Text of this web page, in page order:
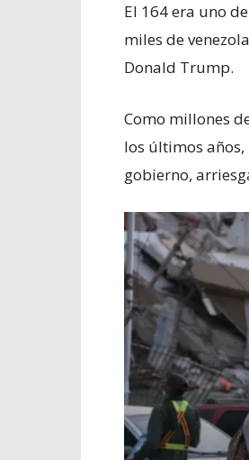
El 164 era uno
miles de
Donald Trump.
Como millones
los últimos
gobierno,